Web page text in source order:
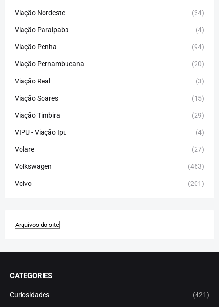
Viação Nordeste (34)
Viação Paraipaba (4)
Viação Penha (94)
Viação Pernambucana (20)
Viação Real (3)
Viação Soares (15)
Viação Timbira (29)
VIPU - Viação Ipu (4)
Volare (27)
Volkswagen (463)
Volvo (201)
CATEGORIES
Curiosidades (421)